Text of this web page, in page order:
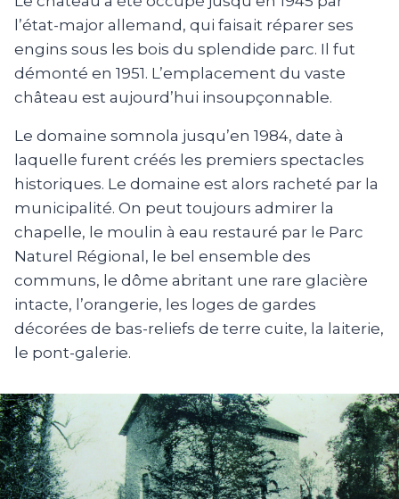
l’état-major allemand, qui faisait réparer ses
engins sous les bois du splendide parc. Il fut
démonté en 1951. L’emplacement du vaste
château est aujourd’hui insoupçonnable.
Le domaine somnola jusqu’en 1984, date à
laquelle furent créés les premiers spectacles
historiques. Le domaine est alors racheté par la
municipalité. On peut toujours admirer la
chapelle, le moulin à eau restauré par le Parc
Naturel Régional, le bel ensemble des
communs, le dôme abritant une rare glacière
intacte, l’orangerie, les loges de gardes
décorées de bas-reliefs de terre cuite, la laiterie,
le pont-galerie.